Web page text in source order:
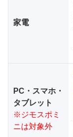
家電
PC・スマホ・
タブレット
※ジモスポミ
ニは対象外